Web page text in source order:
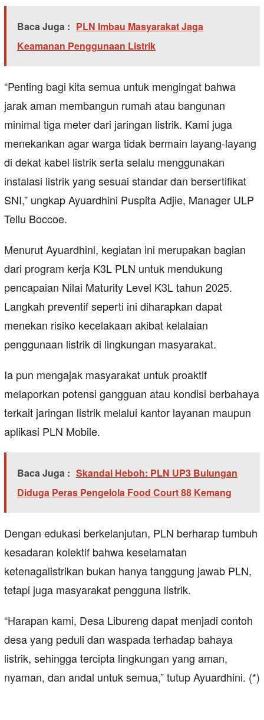
Baca Juga : PLN Imbau Masyarakat Jaga
Keamanan Penggunaan Listrik
“Penting bagi kita semua untuk mengingat bahwa
jarak aman membangun rumah atau bangunan
minimal tiga meter dari jaringan listrik. Kami juga
menekankan agar warga tidak bermain layang-layang
di dekat kabel listrik serta selalu menggunakan
instalasi listrik yang sesuai standar dan bersertifikat
SNI,” ungkap Ayuardhini Puspita Adjie, Manager ULP
Tellu Boccoe.
Menurut Ayuardhini, kegiatan ini merupakan bagian
dari program kerja K3L PLN untuk mendukung
pencapaian Nilai Maturity Level K3L tahun 2025.
Langkah preventif seperti ini diharapkan dapat
menekan risiko kecelakaan akibat kelalaian
penggunaan listrik di lingkungan masyarakat.
Ia pun mengajak masyarakat untuk proaktif
melaporkan potensi gangguan atau kondisi berbahaya
terkait jaringan listrik melalui kantor layanan maupun
aplikasi PLN Mobile.
Baca Juga : Skandal Heboh: PLN UP3 Bulungan
Diduga Peras Pengelola Food Court 88 Kemang
Dengan edukasi berkelanjutan, PLN berharap tumbuh
kesadaran kolektif bahwa keselamatan
ketenagalistrikan bukan hanya tanggung jawab PLN,
tetapi juga masyarakat pengguna listrik.
“Harapan kami, Desa Libureng dapat menjadi contoh
desa yang peduli dan waspada terhadap bahaya
listrik, sehingga tercipta lingkungan yang aman,
nyaman, dan andal untuk semua,” tutup Ayuardhini. (*)